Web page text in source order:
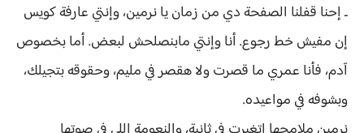
ـ إحنا قفلنا الصفحة دي من زمان يا نرمين، وإنتي عارفة كويس
إن مفيش خط رجوع. أنا وإنتي مابنصلحش لبعض. أما بخصوص
آدم، فأنا عمري ما قصرت ولا هقصر في مليم، وحقوقه بتجيلك،
وبشوفه في مواعيده.